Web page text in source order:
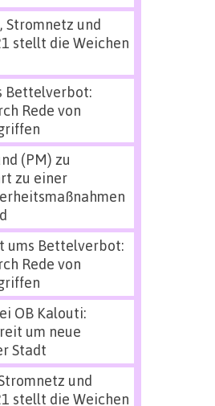
Stromnetz und
stellt die Weichen
Bettelverbot:
Rede von
(PM) zu
zu einer
ums Bettelverbot:
Rede von
OB Kalouti:
um neue
Stadt
und
stellt die Weichen